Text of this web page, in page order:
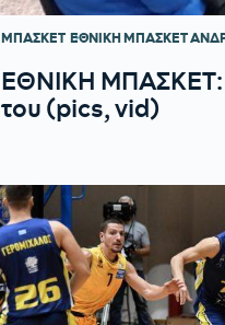
ΜΠΑΣΚΕΤ ΕΘΝΙΚΗ ΜΠΑΣΚΕΤ
ΕΘΝΙΚΗ ΜΠΑΣΚΕΤ:
του (pics, vid)